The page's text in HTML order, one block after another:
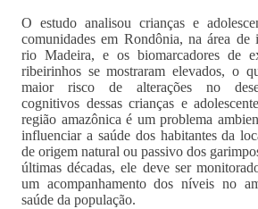
O estudo analisou crianças e
comunidades em Rondônia, na área de
rio Madeira, e os biomarcadores de
ribeirinhos se mostraram elevados, o
maior risco de alterações no
cognitivos dessas crianças e
região amazônica é um problema
influenciar a saúde dos habitantes da
de origem natural ou passivo dos
últimas décadas, ele deve ser
um acompanhamento dos níveis no
saúde da população.